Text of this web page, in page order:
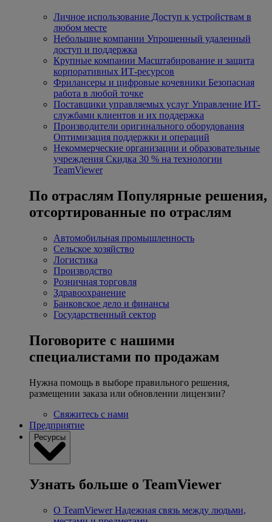
Личное использование Доступ к устройствам в
любом месте
Небольшие компании Упрощенный удаленный
доступ и поддержка
Крупные компании Масштабирование и защита
корпоративных ИТ-ресурсов
Фрилансеры и цифровые кочевники Безопасная
работа в любой точке
Поставщики управляемых услуг Управление ИТ-
службами клиентов и их поддержка
Производители оригинального оборудования
Оптимизация поддержки и операций
Некоммерческие организации и образовательные
учреждения Скидка 30 % на технологии
TeamViewer
По отраслям Популярные решения,
отсортированные по отраслям
Автомобильная промышленность
Сельское хозяйство
Логистика
Производство
Розничная торговля
Здравоохранение
Банковское дело и финансы
Государственный сектор
Поговорите с нашими
специалистами по продажам
Нужна помощь в выборе правильного решения,
размещении заказа или обновлении лицензии?
Свяжитесь с нами
Предприятие
Ресурсы
Узнать больше о TeamViewer
О TeamViewer Надежная связь между людьми,